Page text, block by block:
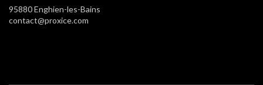
95880 Enghien-les-Bains
contact@proxice.com